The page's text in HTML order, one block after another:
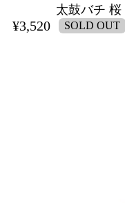
太鼓バチ 桜
¥3,520 SOLD OUT